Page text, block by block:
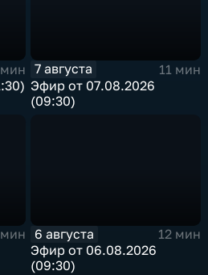
7 августа
11 мин
Эфир от 07.08.2026
(09:30)
6 августа
12 мин
Эфир от 06.08.2026
(09:30)